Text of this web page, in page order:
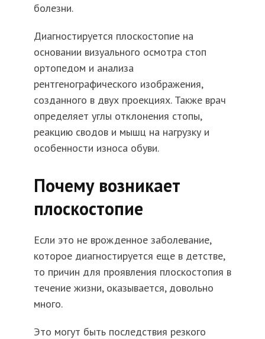
болезни.
Диагностируется плоскостопие на
основании визуального осмотра стоп
ортопедом и анализа
рентгенографического изображения,
созданного в двух проекциях. Также врач
определяет углы отклонения стопы,
реакцию сводов и мышц на нагрузку и
особенности износа обуви.
Почему возникает
плоскостопие
Если это не врожденное заболевание,
которое диагностируется еще в детстве,
то причин для проявления плоскостопия в
течение жизни, оказывается, довольно
много.
Это могут быть последствия резкого